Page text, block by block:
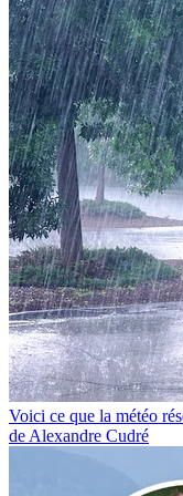
Voici ce que la météo
de Alexandre Cudré